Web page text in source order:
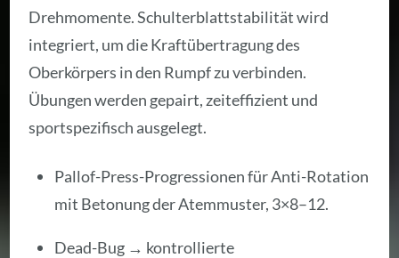
Drehmomente. Schulterblattstabilität wird
integriert, um die Kraftübertragung des
Oberkörpers in den Rumpf zu verbinden.
Übungen werden gepairt, zeiteffizient und
sportspezifisch ausgelegt.
Pallof-Press-Progressionen für Anti-Rotation
mit Betonung der Atemmuster, 3×8–12.
Dead-Bug → kontrollierte